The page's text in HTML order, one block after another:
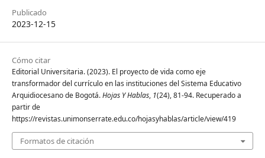
Publicado
2023-12-15
Cómo citar
Editorial Universitaria. (2023). El proyecto de vida como eje
transformador del currículo en las instituciones del Sistema Educativo
Arquidiocesano de Bogotá.Hojas Y Hablas, 1(24), 81-94. Recuperado a
partir de
https://revistas.unimonserrate.edu.co/hojasyhablas/article/view/419
Formatos de citación